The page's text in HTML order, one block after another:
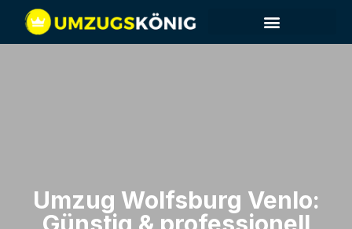
Umzug Wolfsburg​ Venlo: